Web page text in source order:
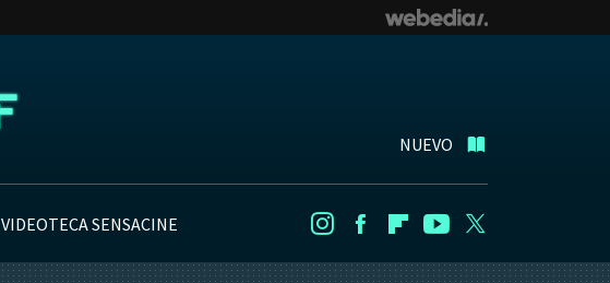
NUEVO
VIDEOTECA SENSACINE InstagramFacebookFlipboard
Youtube